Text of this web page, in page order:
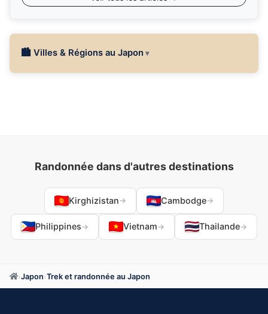
🏙 Villes & Régions au Japon
Randonnée dans d'autres destinations
Kirghizistan → Cambodge→
Philippines → Vietnam → Thailande→
›Japon›Trek et randonnée au Japon